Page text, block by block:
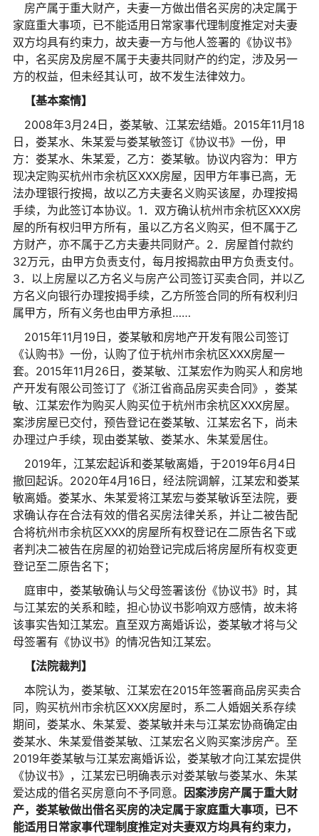
房产属于重大财产，夫妻一方做出借名买房的决定属于
家庭重大事项，已不能适用日常家事代理制度推定对夫妻
双方均具有约束力，故夫妻一方与他人签署的《协议书》
中，名买房及房屋不属于夫妻共同财产的约定，涉及另一
方的权益，但未经其认可，故不发生法律效力。
【基本案情】
2008年3月24日，娄某敏、江某宏结婚。2015年11月18
日，娄某水、朱某爱与娄某敏签订《协议书》一份，甲
方：娄某水、朱某爱，乙方：娄某敏。协议内容为：甲方
现决定购买杭州市余杭区XXX房屋，因甲方年事已高，无
法办理银行按揭，故以乙方夫妻名义购买该屋，办理按揭
手续，为此签订本协议。1．双方确认杭州市余杭区XXX房
屋的所有权归甲方所有，虽以乙方名义购买，但不属于乙
方财产，亦不属于乙方夫妻共同财产。2．房屋首付款约
32万元，由甲方负责支付，每月按揭款由甲方负责支付。
3．以上房屋以乙方名义与房产公司签订买卖合同，并以乙
方名义向银行办理按揭手续，乙方所签合同的所有权利归
属甲方，所有义务也由甲方承担……
2015年11月19日，娄某敏和房地产开发有限公司签订
《认购书》一份，认购了位于杭州市余杭区XXX房屋一
套。2015年11月26日，娄某敏、江某宏作为购买人和房地
产开发有限公司签订了《浙江省商品房买卖合同》，娄某
敏、江某宏作为购买人购买位于杭州市余杭区XXX房屋。
案涉房屋已交付，预告登记在娄某敏、江某宏名下，尚未
办理过户手续，现由娄某敏、娄某水、朱某爱居住。
2019年，江某宏起诉和娄某敏离婚，于2019年6月4日
撤回起诉。2020年4月16日，经法院调解，江某宏和娄某
敏离婚。娄某水、朱某爱将江某宏与娄某敏诉至法院，要
求确认存在合法有效的借名买房法律关系，并让二被告配
合将杭州市余杭区XXX的房屋所有权登记在二原告名下或
者判决二被告在房屋的初始登记完成后将房屋所有权变更
登记至二原告名下；
庭审中，娄某敏确认与父母签署该份《协议书》时，其
与江某宏的关系和睦，担心协议书影响双方感情，故未将
该事实告知江某宏。直至双方离婚诉讼，娄某敏才将与父
母签署有《协议书》的情况告知江某宏。
【法院裁判】
本院认为，娄某敏、江某宏在2015年签署商品房买卖合
同，购买杭州市余杭区XXX房屋时，系二人婚姻关系存续
期间，娄某水、朱某爱、娄某敏并未与江某宏协商确定由
娄某水、朱某爱借娄某敏、江某宏名义购买案涉房产。至
2019年娄某敏与江某宏离婚诉讼，娄某敏才向江某宏提供
《协议书》，江某宏已明确表示对娄某敏与娄某水、朱某
爱达成的借名买房意向不予同意。
因案涉房产属于重大财
产，娄某敏做出借名买房的决定属于家庭重大事项，已不
能适用日常家事代理制度推定对夫妻双方均具有约束力，